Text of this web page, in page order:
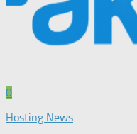
0
Hosting News